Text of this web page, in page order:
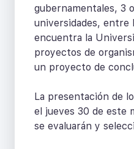
gubernamentales, 3
universidades, entre
encuentra la
proyectos de
un proyecto de
La presentación de
el jueves 30 de este
se evaluarán y